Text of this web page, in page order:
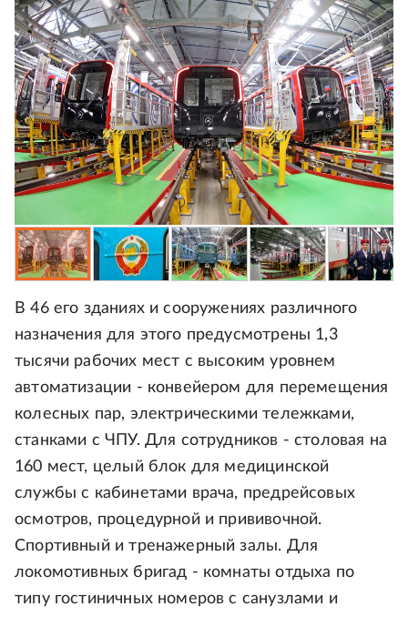
В 46 его зданиях и сооружениях различного
назначения для этого предусмотрены 1,3
тысячи рабочих мест с высоким уровнем
автоматизации - конвейером для перемещения
колесных пар, электрическими тележками,
станками с ЧПУ. Для сотрудников - столовая на
160 мест, целый блок для медицинской
службы с кабинетами врача, предрейсовых
осмотров, процедурной и прививочной.
Спортивный и тренажерный залы. Для
локомотивных бригад - комнаты отдыха по
типу гостиничных номеров с санузлами и